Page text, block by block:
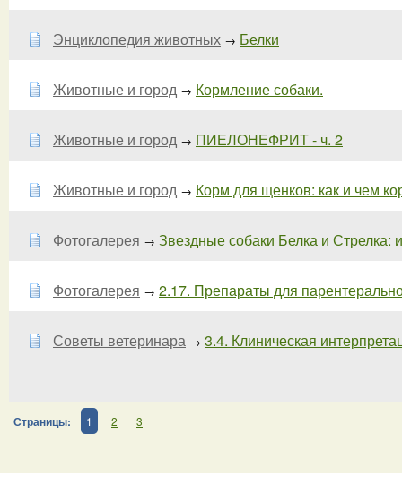
Энциклопедия животных → Белки
Животные и город → Кормление собаки.
Животные и город → ПИЕЛОНЕФРИТ - ч. 2
Животные и город → Корм для щенков: как и чем
Фотогалерея → Звездные собаки Белка и Стрелка:
Фотогалерея → 2.17. Препараты для
Советы ветеринара → 3.4. Клиническая
Страницы: 1 2 3